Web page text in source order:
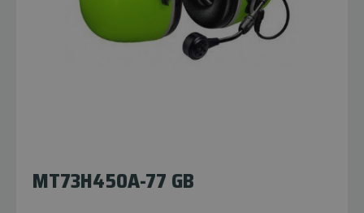
MT73H450A-77 GB